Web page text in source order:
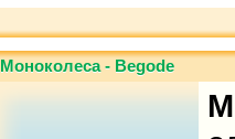
Моноколеса - Begode